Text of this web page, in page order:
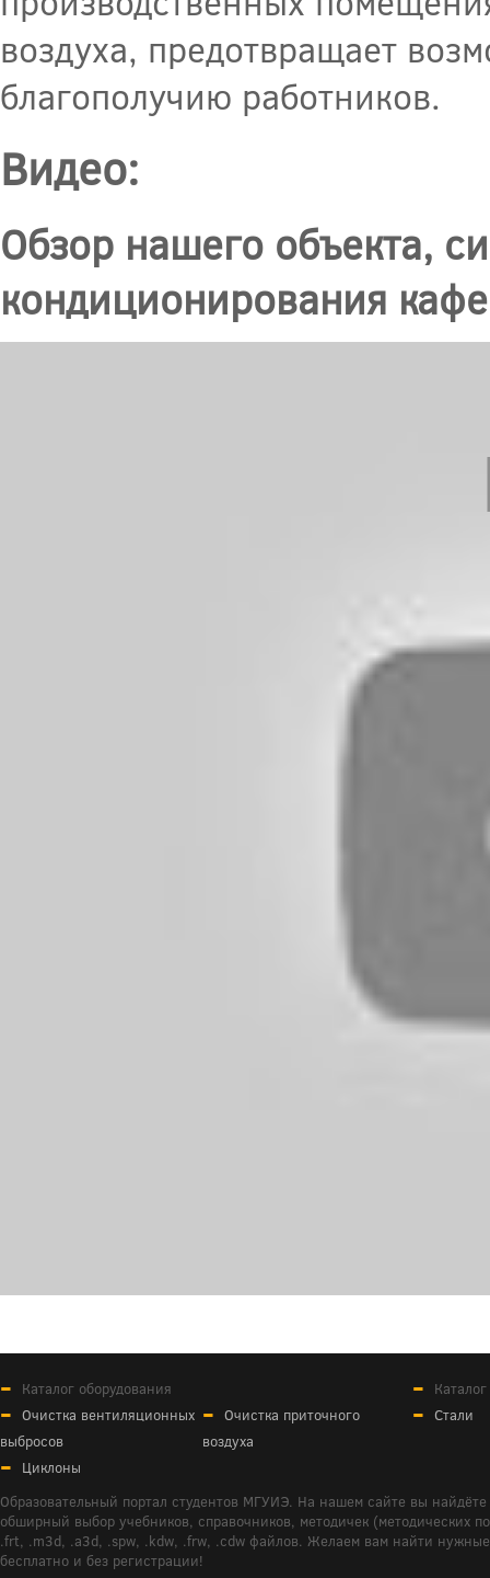
воздуха, предотвращает
благополучию работников.
Видео:
Обзор нашего объекта,
кондиционирования
Каталог оборудования
Очистка вентиляционных
выбросов
Очистка приточного
воздуха
Циклоны
Стали
Образовательный портал студентов МГУИЭ. На нашем сайте вы
обширный выбор учебников, справочников, методичек (методических
.frt, .m3d, .a3d, .spw, .kdw, .frw, .cdw файлов. Желаем вам найти
бесплатно и без регистрации!